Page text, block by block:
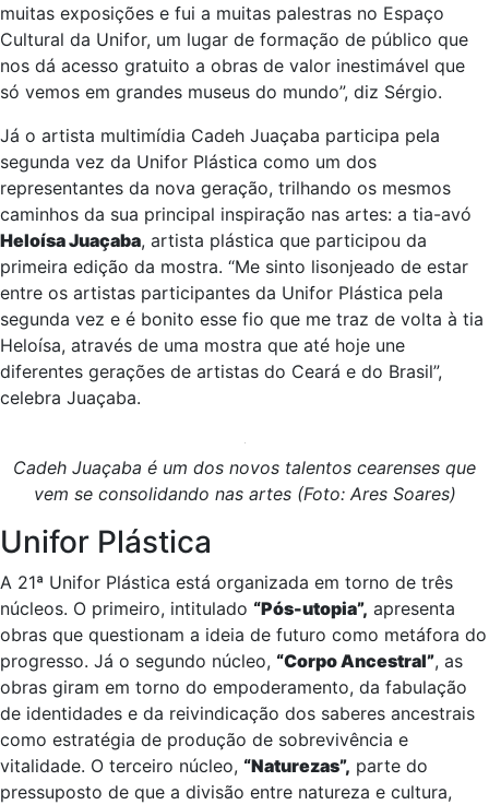
muitas exposições e fui a muitas palestras no Espaço
Cultural da Unifor, um lugar de formação de público que
nos dá acesso gratuito a obras de valor inestimável que
só vemos em grandes museus do mundo”, diz Sérgio.
Já o artista multimídia Cadeh Juaçaba participa pela
segunda vez da Unifor Plástica como um dos
representantes da nova geração, trilhando os mesmos
caminhos da sua principal inspiração nas artes: a tia-avó
Heloísa Juaçaba, artista plástica que participou da
primeira edição da mostra. “Me sinto lisonjeado de estar
entre os artistas participantes da Unifor Plástica pela
segunda vez e é bonito esse fio que me traz de volta à tia
Heloísa, através de uma mostra que até hoje une
diferentes gerações de artistas do Ceará e do Brasil”,
celebra Juaçaba.
Cadeh Juaçaba é um dos novos talentos cearenses que
vem se consolidando nas artes (Foto: Ares Soares)
Unifor Plástica
A 21ª Unifor Plástica está organizada em torno de três
núcleos. O primeiro, intitulado “Pós-utopia”, apresenta
obras que questionam a ideia de futuro como metáfora do
progresso. Já o segundo núcleo, “Corpo Ancestral”, as
obras giram em torno do empoderamento, da fabulação
de identidades e da reivindicação dos saberes ancestrais
como estratégia de produção de sobrevivência e
vitalidade. O terceiro núcleo, “Naturezas”, parte do
pressuposto de que a divisão entre natureza e cultura,